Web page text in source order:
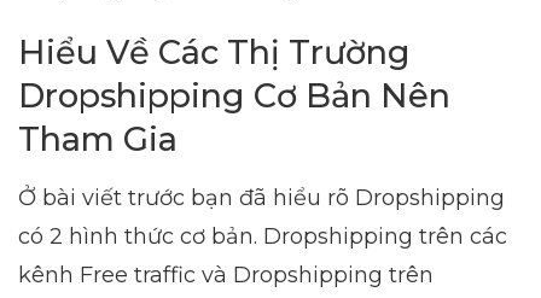
Hiểu Về Các Thị Trường
Dropshipping Cơ Bản Nên
Tham Gia
Ở bài viết trước bạn đã hiểu rõ Dropshipping
có 2 hình thức cơ bản. Dropshipping trên các
kênh Free traffic và Dropshipping trên